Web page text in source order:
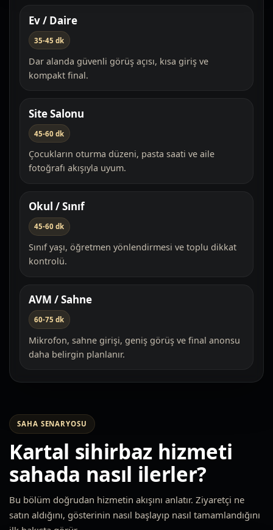
Ev / Daire
35-45 dk
Dar alanda güvenli görüş açısı, kısa giriş ve
kompakt final.
Site Salonu
45-60 dk
Çocukların oturma düzeni, pasta saati ve aile
fotoğrafı akışıyla uyum.
Okul / Sınıf
45-60 dk
Sınıf yaşı, öğretmen yönlendirmesi ve toplu dikkat
kontrolü.
AVM / Sahne
60-75 dk
Mikrofon, sahne girişi, geniş görüş ve final anonsu
daha belirgin planlanır.
SAHA SENARYOSU
Kartal sihirbaz hizmeti
sahada nasıl ilerler?
Bu bölüm doğrudan hizmetin akışını anlatır. Ziyaretçi ne
satın aldığını, gösterinin nasıl başlayıp nasıl tamamlandığını